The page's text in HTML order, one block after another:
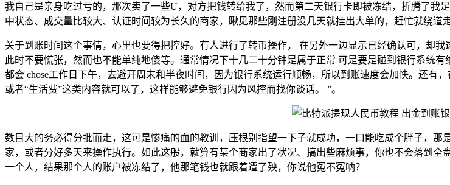
我自己是亲身吃过亏的，那次卖了一些U，对方把钱转给我了，然而第二天银行卡即被冻结，折腾了
中状态、成交量比较大、认证时间较为长久的商家，瞅见那些刚注册没几天就挂出大单的，赶忙就绕道
关于到账时间这个事情，心里也要得把控好。有人进行了转币操作， 在另外一边显示已经确认可，却
此时不要慌张，然而也不能单纯地傻等。通常情况下十几二十分钟是属于正常 可是要是碰到银行系统
都会 chose工作日下午，去避开周末和半夜时间，因为银行系统运行顺畅，所以到账速度会加快。还有，
或者“生活费”这类内容就可以了，这样能够避免银行因为风控而找你谈话。 ”。
数目大的务必得分批而走，这可是惨痛的血的教训，压根别指望一下子就成功，一口能吃成个胖子，
家，或者分好多天来操作执行。如此这般，就算有某个商家出了状况、搞出些麻烦事，你也不会落到
一个人，结果那个人的账户被冻结了，他那笔钱也就跟着遭了殃，你说他冤不冤呐？